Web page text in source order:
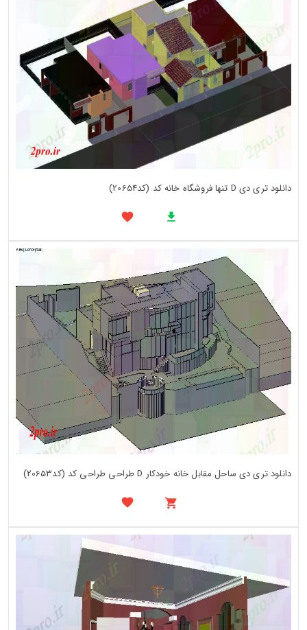
دانلود تری دی D تنها فروشگاه خانه کد (کد20654)
دانلود تری دی ساحل مقابل خانه خودکار D طراحی طراحی کد (کد20653)